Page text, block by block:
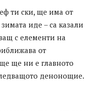
ти ски, ще има от
иде – са казали
с елементи на
от
ще ни е главното
денонощие.